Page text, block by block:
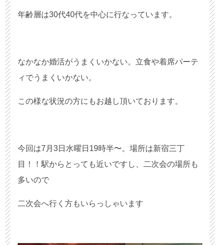
年齢層は30代40代を中心に行なっています。
なかなか婚活がうまくいかない。立食や着席パーテ
ィでうまくいかない。
この様な状況の方にもお越し頂いております。
今回は7月3日水曜日19時半〜。場所は新宿三丁
目！！駅からとっても近いですし、二次会の場所も
多いので
二次会へ行く方もいらっしゃいます